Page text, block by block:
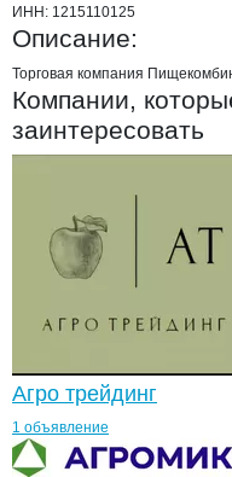
ИНН: 1215110125
Описание:
Торговая компания
Компании,
заинтересовать
Агро трейдинг
1 объявление